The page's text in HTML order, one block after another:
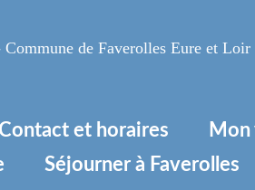
de Faverolles Eure et Loir
Contact et horaires Mon
Séjourner à Faverolles